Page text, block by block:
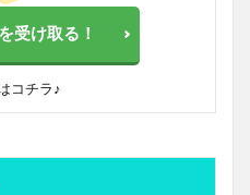
受け取る！
コチラ♪